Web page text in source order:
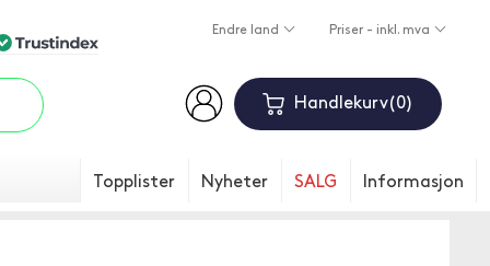
Endre land Priser - inkl. mva
Handlekurv 0
Topplister Nyheter SALG Informasjon